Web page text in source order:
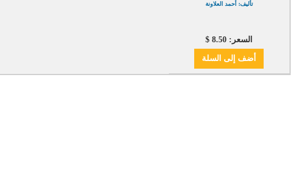
تأليف: أحمد العلاونة
السعر: 8.50 $
أضف إلى السلة